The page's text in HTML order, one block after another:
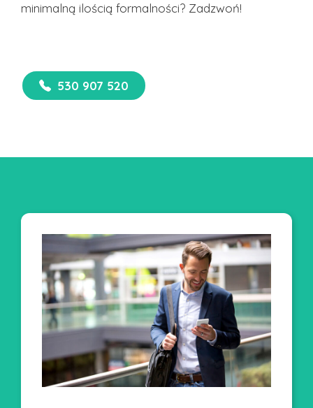
minimalną ilością formalności? Zadzwoń!
530 907 520